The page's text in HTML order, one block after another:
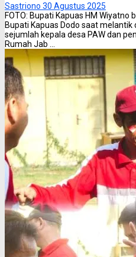
Sastriono 30 Agustus 2025
FOTO: Bupati Kapuas HM Wiyatno
Bupati Kapuas Dodo saat
sejumlah kepala desa PAW dan
Rumah Jab ...